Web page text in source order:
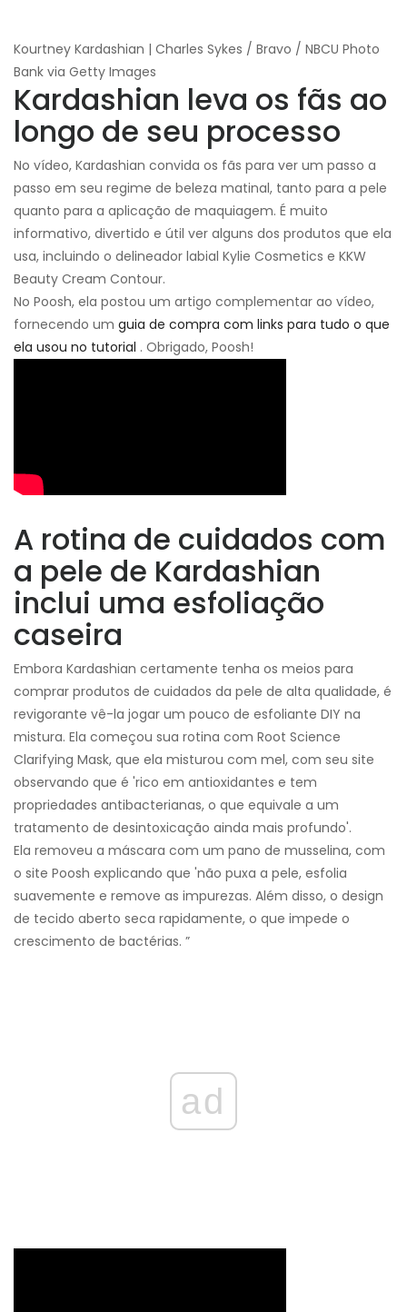
Kourtney Kardashian | Charles Sykes / Bravo / NBCU Photo
Bank via Getty Images
Kardashian leva os fãs ao
longo de seu processo
No vídeo, Kardashian convida os fãs para ver um passo a
passo em seu regime de beleza matinal, tanto para a pele
quanto para a aplicação de maquiagem. É muito
informativo, divertido e útil ver alguns dos produtos que ela
usa, incluindo o delineador labial Kylie Cosmetics e KKW
Beauty Cream Contour.
No Poosh, ela postou um artigo complementar ao vídeo,
fornecendo um guia de compra com links para tudo o que
ela usou no tutorial . Obrigado, Poosh!
A rotina de cuidados com
a pele de Kardashian
inclui uma esfoliação
caseira
Embora Kardashian certamente tenha os meios para
comprar produtos de cuidados da pele de alta qualidade, é
revigorante vê-la jogar um pouco de esfoliante DIY na
mistura. Ela começou sua rotina com Root Science
Clarifying Mask, que ela misturou com mel, com seu site
observando que é 'rico em antioxidantes e tem
propriedades antibacterianas, o que equivale a um
tratamento de desintoxicação ainda mais profundo'.
Ela removeu a máscara com um pano de musselina, com
o site Poosh explicando que 'não puxa a pele, esfolia
suavemente e remove as impurezas. Além disso, o design
de tecido aberto seca rapidamente, o que impede o
crescimento de bactérias. ”
ad